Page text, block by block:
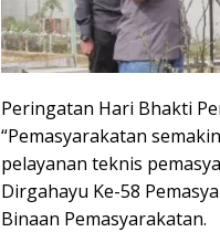
Peringatan Hari Bhakti
“Pemasyarakatan
pelayanan teknis
Dirgahayu Ke-58
Binaan Pemasyarakatan.